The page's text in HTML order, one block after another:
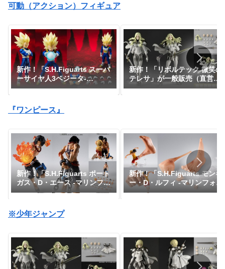
円｜発売日2027年1月予定
可動（アクション）フィギュア
新作！「S.H.Figuarts スーパ
ーサイヤ人3ベジータ-
DAIMA-」がプレミアムバン
ボールDAIMA』｜定価8,800
円｜発売日2027年1月予定
新作！「リボルテック 微笑の
テレサ」が一般販売（直営店
限定特典あり）で登場！
『ワンピース』
新作！「S.H.Figuarts ポート
ガス・D・エース -マリンフォ
ード頂上決戦-」がプレミアム
ピース』｜定価9,900円｜発
売日2026年10月予定
新作！「S.H.Figuarts モンキ
ー・D・ルフィ -マリンフォー
ド頂上決戦- “ギア3” オプシ
※少年ジャンプ